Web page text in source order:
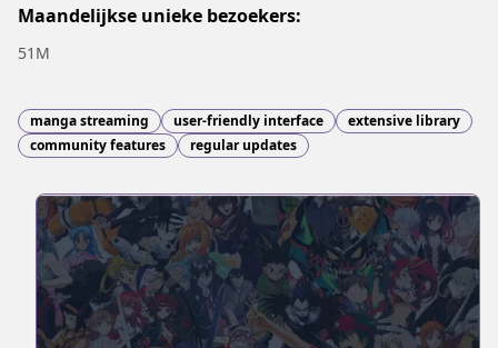
Maandelijkse unieke bezoekers:
51M
manga streaming user-friendly interface
extensive library
community features
regular updates